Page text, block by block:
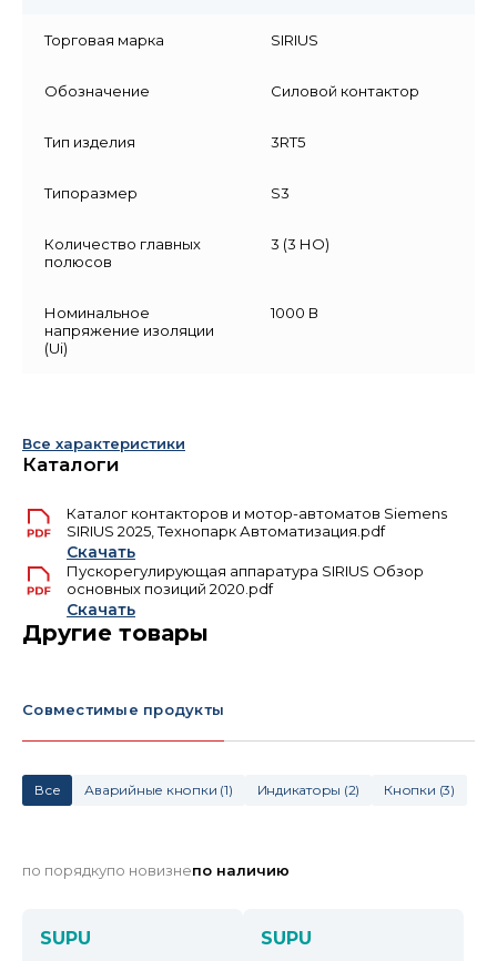
Торговая марка SIRIUS
Обозначение Силовой контактор
Тип изделия 3RT5
Типоразмер S3
Количество главных
полюсов
3 (3 НО)
Номинальное
напряжение изоляции
(Ui)
1000 В
Все характеристики
Каталоги
Каталог контакторов и мотор-автоматов Siemens
SIRIUS 2025, Технопарк Автоматизация.pdf
Скачать
Пускорегулирующая аппаратура SIRIUS Обзор
основных позиций 2020.pdf
Скачать
Другие товары
Совместимые продукты
Все Аварийные кнопки (1) Индикаторы (2) Кнопки (3)
по порядкупо новизнепо наличию
SUPU SUPU